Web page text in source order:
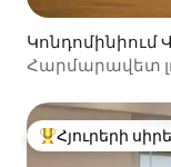
Կոնդոմինիում
Հարմարավետ
Հյուրերի
Հյուրերի